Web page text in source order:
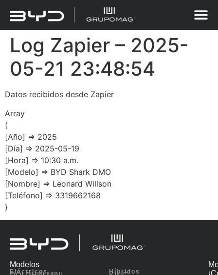
Log Zapier – 2025-
05-21 23:48:54
Datos recibidos desde Zapier
Array
(
[Año] => 2025
[Día] => 2025-05-19
[Hora] => 10:30 a.m.
[Modelo] => BYD Shark DMO
[Nombre] => Leonard Willson
[Teléfono] => 3319662168
)
Modelos
Eléctricos Híbridos